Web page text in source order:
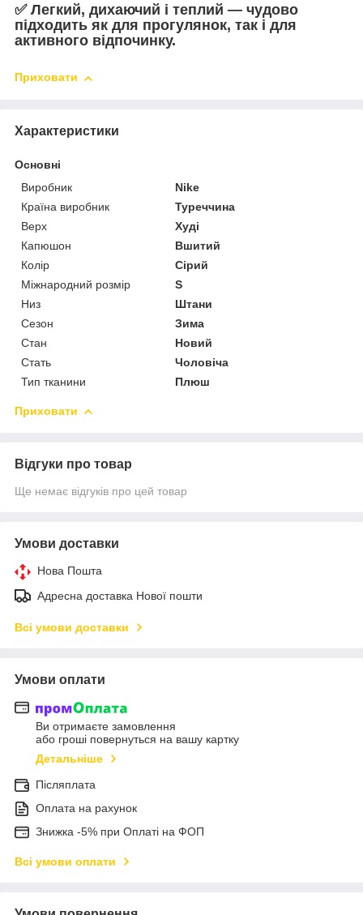
✅ Легкий, дихаючий і теплий — чудово
підходить як для прогулянок, так і для
активного відпочинку.
Приховати
Характеристики
Основні
Виробник
Nike
Країна виробник
Туреччина
Верх
Худі
Капюшон
Вшитий
Колір
Сірий
Міжнародний розмір
S
Низ
Штани
Сезон
Зима
Стан
Новий
Стать
Чоловіча
Тип тканини
Плюш
Приховати
Відгуки про товар
Ще немає відгуків про цей товар
Умови доставки
Нова Пошта
Адресна доставка Нової пошти
Всі умови доставки
Умови оплати
Ви отримаєте замовлення
або гроші повернуться на вашу картку
Детальніше
Післяплата
Оплата на рахунок
Знижка -5% при Оплаті на ФОП
Всі умови оплати